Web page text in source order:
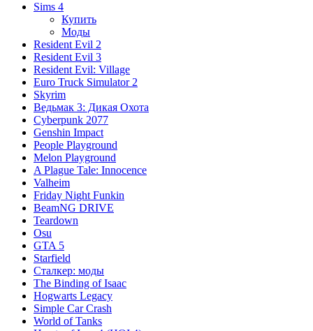
Sims 4
Купить
Моды
Resident Evil 2
Resident Evil 3
Resident Evil: Village
Euro Truck Simulator 2
Skyrim
Ведьмак 3: Дикая Охота
Cyberpunk 2077
Genshin Impact
People Playground
Melon Playground
A Plague Tale: Innocence
Valheim
Friday Night Funkin
BeamNG DRIVE
Teardown
Osu
GTA 5
Starfield
Сталкер: моды
The Binding of Isaac
Hogwarts Legacy
Simple Car Crash
World of Tanks